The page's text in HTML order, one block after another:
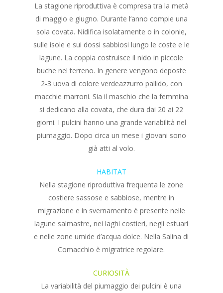
La stagione riproduttiva è compresa tra la metà
di maggio e giugno. Durante l’anno compie una
sola covata. Nidifica isolatamente o in colonie,
sulle isole e sui dossi sabbiosi lungo le coste e le
lagune. La coppia costruisce il nido in piccole
buche nel terreno. In genere vengono deposte
2-3 uova di colore verdeazzurro pallido, con
macchie marroni. Sia il maschio che la femmina
si dedicano alla covata, che dura dai 20 ai 22
giorni. I pulcini hanno una grande variabilità nel
piumaggio. Dopo circa un mese i giovani sono
già atti al volo.
HABITAT
Nella stagione riproduttiva frequenta le zone
costiere sassose e sabbiose, mentre in
migrazione e in svernamento è presente nelle
lagune salmastre, nei laghi costieri, negli estuari
e nelle zone umide d’acqua dolce. Nella Salina di
Comacchio è migratrice regolare.
CURIOSITÀ
La variabilità del piumaggio dei pulcini è una